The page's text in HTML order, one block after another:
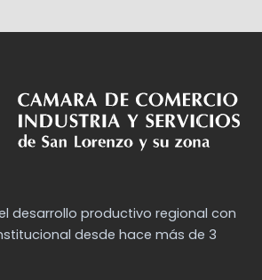
desarrollo productivo regional con
desde hace más de 3